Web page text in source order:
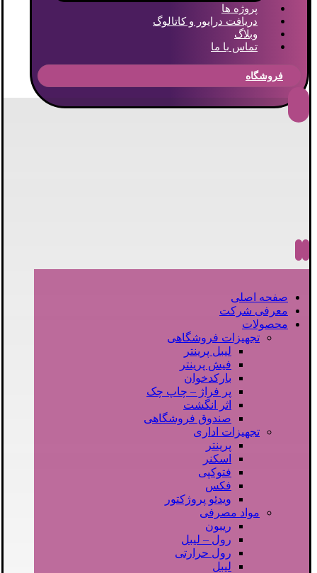
پروژه ها
دریافت درایور و کاتالوگ
وبلاگ
تماس با ما
فروشگاه
صفحه اصلی
معرفی شرکت
محصولات
تجهیزات فروشگاهی
لیبل پرینتر
فیش پرینتر
بارکدخوان
پر فراژ – چاپ چک
اثر انگشت
صندوق فروشگاهی
تجهیزات اداری
پرینتر
اسکنر
فتوکپی
فکس
ویدئو پروژکتور
مواد مصرفی
ریبون
رول – لیبل
رول حرارتی
لیبل